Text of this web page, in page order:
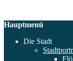
Hauptmenü
Die Stadt